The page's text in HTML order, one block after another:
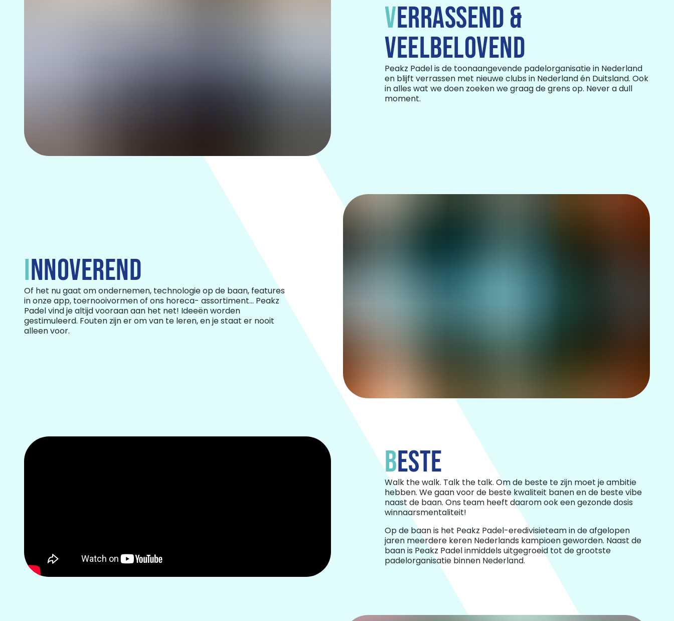
VERRASSEND &
VEELBELOVEND
Peakz Padel is de toonaangevende padelorganisatie in Nederland
en blijft verrassen met nieuwe clubs in Nederland én Duitsland. Ook
in alles wat we doen zoeken we graag de grens op. Never a dull
moment.
INNOVEREND
Of het nu gaat om ondernemen, technologie op de baan, features
in onze app, toernooivormen of ons horeca- assortiment... Peakz
Padel vind je altijd vooraan aan het net! Ideeën worden
gestimuleerd. Fouten zijn er om van te leren, en je staat er nooit
alleen voor.
BESTE
Walk the walk. Talk the talk. Om de beste te zijn moet je ambitie
hebben. We gaan voor de beste kwaliteit banen en de beste vibe
naast de baan. Ons team heeft daarom ook een gezonde dosis
winnaarsmentaliteit!
Op de baan is het Peakz Padel-eredivisieteam in de afgelopen
jaren meerdere keren Nederlands kampioen geworden. Naast de
baan is Peakz Padel inmiddels uitgegroeid tot de grootste
padelorganisatie binnen Nederland.